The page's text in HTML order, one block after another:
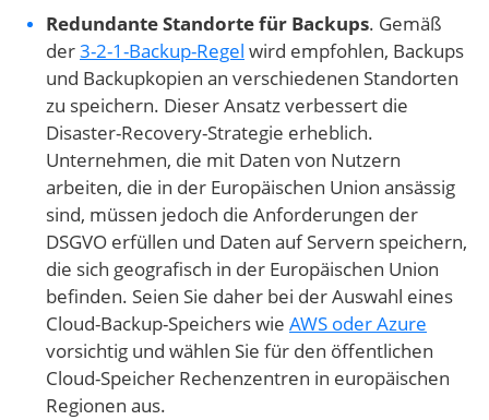
Redundante Standorte für Backups. Gemäß
der3-2-1-Backup-Regel wird empfohlen, Backups
und Backupkopien an verschiedenen Standorten
zu speichern. Dieser Ansatz verbessert die
Disaster-Recovery-Strategie erheblich.
Unternehmen, die mit Daten von Nutzern
arbeiten, die in der Europäischen Union ansässig
sind, müssen jedoch die Anforderungen der
DSGVO erfüllen und Daten auf Servern speichern,
die sich geografisch in der Europäischen Union
befinden. Seien Sie daher bei der Auswahl eines
Cloud-Backup-Speichers wie AWS oder Azure
vorsichtig und wählen Sie für den öffentlichen
Cloud-Speicher Rechenzentren in europäischen
Regionen aus.